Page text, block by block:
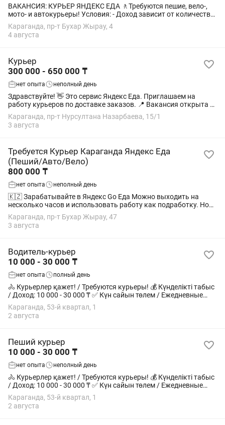
ВАКАНСИЯ: КУРЬЕР ЯНДЕКС ЕДА 🚶Требуются пешие, вело-,
мото- и автокурьеры! Условия: - Доход зависит от количества
выполненных заказов. - Гибкий график — можно совмещать с
учёбой или основной...
Караганда, пр-т Бухар Жырау, 4
4 августа
Курьер
300 000 - 650 000 ₸
нет опыта неполный день
Здравствуйте! 👋 Это сервис Яндекс Еда. Приглашаем на
работу курьеров по доставке заказов. 📍 Вакансия открыта в
городах: • Алматы • Астана • Шымкент • Актобе • Атырау •
Актау • Костанай •...
Караганда, пр-т Нурсултана Назарбаева, 15/1
3 августа
Требуется Курьер Караганда Яндекс Еда
(Пеший/Авто/Вело)
800 000 ₸
нет опыта неполный день
🇰🇿 Зарабатывайте в Яндекс Go Еда Можно выходить на
несколько часов и использовать работу как подработку. Но
большие суммы получают те, кто работает регулярно и
выполняет много заказов. Стоимость...
Караганда, пр-т Бухар Жырау, 47
3 августа
Водитель-курьер
10 000 - 30 000 ₸
нет опыта полный день
🚴 Курьерлер қажет! / Требуются курьеры! 💰 Күнделікті табыс
/ Доход: 10 000 - 30 000 ₸ ✅ Күн сайын төлем / Ежедневные
выплаты ✅ Еркін жұмыс кестесі / Свободный график ✅
Тұрақты тапсырыстар /...
Караганда, 53-й квартал, 1
2 августа
Пеший курьер
10 000 - 30 000 ₸
нет опыта неполный день
🚴 Курьерлер қажет! / Требуются курьеры! 💰 Күнделікті табыс
/ Доход: 10 000 - 30 000 ₸ ✅ Күн сайын төлем / Ежедневные
выплаты ✅ Еркін жұмыс кестесі / Свободный график ✅
Тұрақты тапсырыстар /...
Караганда, 53-й квартал, 1
2 августа